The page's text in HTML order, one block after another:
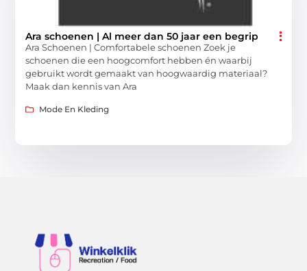
Ara schoenen | Al meer dan 50 jaar een begrip
Ara Schoenen | Comfortabele schoenen Zoek je
schoenen die een hoogcomfort hebben én waarbij
gebruikt wordt gemaakt van hoogwaardig materiaal?
Maak dan kennis van Ara
Mode En Kleding